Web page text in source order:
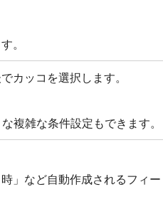
。
カッコを選択します。
複雑な条件設定もできます。
」など自動作成されるフィー